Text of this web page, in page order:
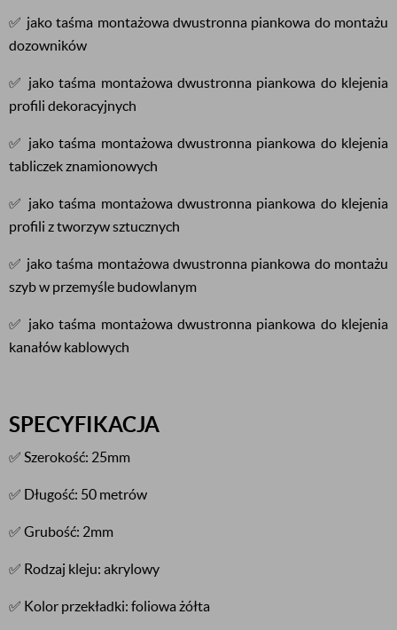
✅ jako taśma montażowa dwustronna piankowa do montażu
dozowników
✅ jako taśma montażowa dwustronna piankowa do klejenia
profili dekoracyjnych
✅ jako taśma montażowa dwustronna piankowa do klejenia
tabliczek znamionowych
✅ jako taśma montażowa dwustronna piankowa do klejenia
profili z tworzyw sztucznych
✅ jako taśma montażowa dwustronna piankowa do montażu
szyb w przemyśle budowlanym
✅ jako taśma montażowa dwustronna piankowa do klejenia
kanałów kablowych
SPECYFIKACJA
✅ Szerokość: 25mm
✅ Długość: 50 metrów
✅ Grubość: 2mm
✅ Rodzaj kleju: akrylowy
✅ Kolor przekładki: foliowa żółta